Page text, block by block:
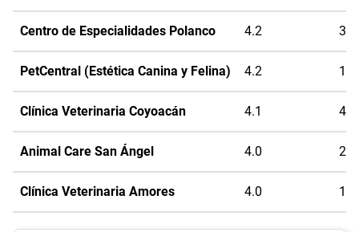
Centro de Especialidades Polanco 4.2
PetCentral (Estética Canina y Felina) 4.2
Clínica Veterinaria Coyoacán 4.1
Animal Care San Ángel 4.0
Clínica Veterinaria Amores 4.0